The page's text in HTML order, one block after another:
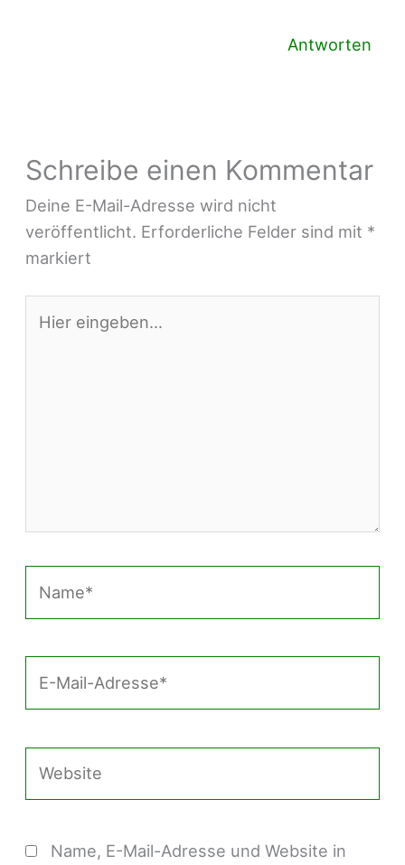
Antworten
Schreibe einen Kommentar
Deine E-Mail-Adresse wird nicht
veröffentlicht. Erforderliche Felder sind mit *
markiert
eingeben…
Mail-
Name, E-Mail-Adresse und Website in